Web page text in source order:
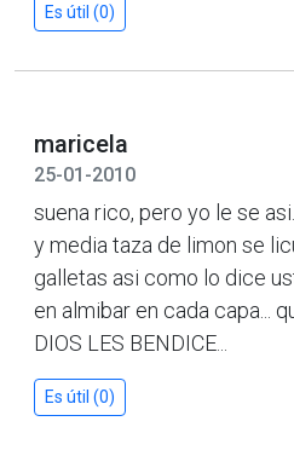
Es útil (0)
maricela
25-01-2010
suena rico, pero yo le se
y media taza de limon se
galletas asi como lo dice
en almibar en cada capa...
DIOS LES BENDICE...
Es útil (0)